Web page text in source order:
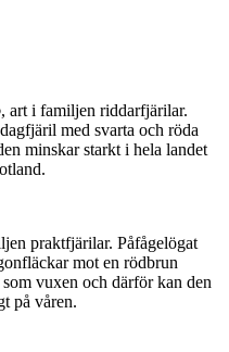
, art i familjen riddarfjärilar.
med svarta och röda
minskar starkt i hela landet
praktfjärilar. Påfågelögat
mot en rödbrun
vuxen och därför kan den
på våren.